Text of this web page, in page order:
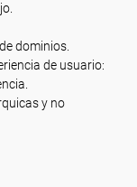
dominios.
de usuario:
y no